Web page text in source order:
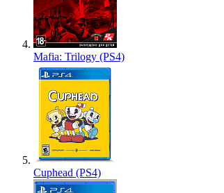
Mafia: Trilogy (PS4)
Cuphead (PS4)